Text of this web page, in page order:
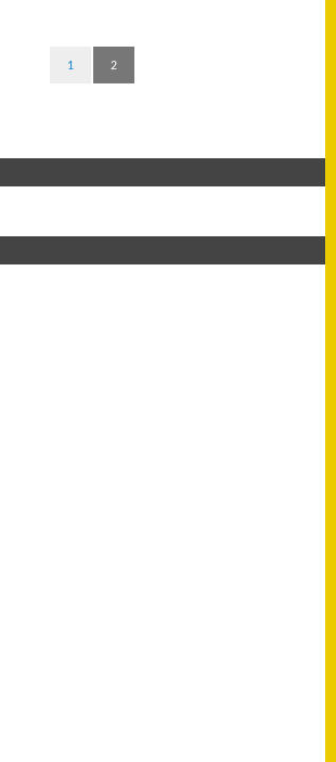
1 2